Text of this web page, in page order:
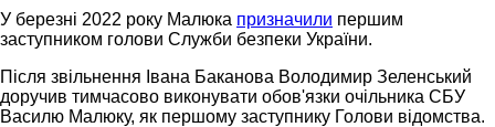
У березні 2022 року Малюка призначили першим
заступником голови Служби безпеки України.
Після звільнення Івана Баканова Володимир Зеленський
доручив тимчасово виконувати обов'язки очільника СБУ
Василю Малюку, як першому заступнику Голови відомства.